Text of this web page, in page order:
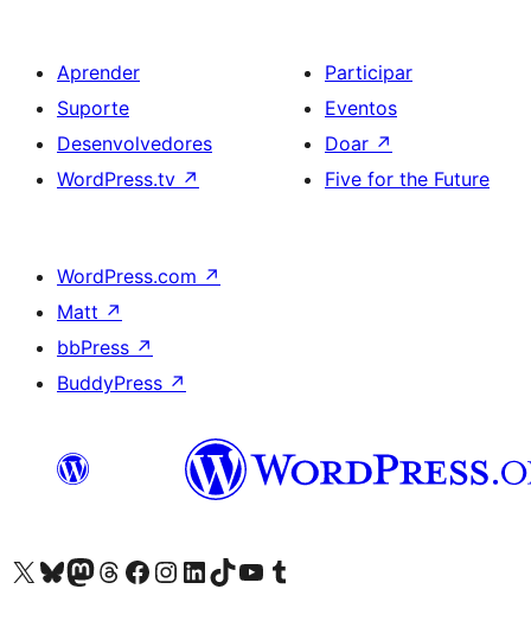
Aprender
Suporte
Desenvolvedores
WordPress.tv ↗
Participar
Eventos
Doar ↗
Five for the Future
WordPress.com ↗
Matt ↗
bbPress ↗
BuddyPress ↗
Acessar nossa conta do X (antigo Twitter)
Acessar nossa conta do Bluesky
Acessar nossa conta do Mastodon
Acessar nossa conta do Threads
Acessar nossa página do Facebook
Acessar nossa conta do Instagram
Acessar nossa conta do LinkedIn
Acessar nossa conta do TikTok
Acessar nosso canal do YouTube
Acessar nossa conta no Tumblr